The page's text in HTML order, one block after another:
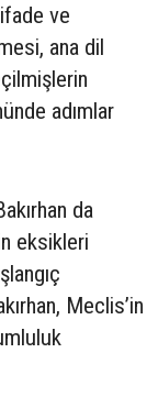
ve
ana dil
adımlar
da
eksikleri
Meclis’in